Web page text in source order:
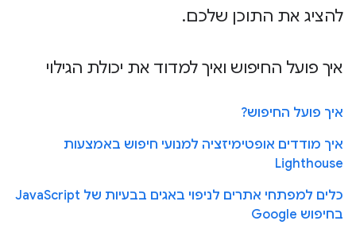
להציג את התוכן שלכם.
איך פועל החיפוש ואיך למדוד את יכולת הגילוי
איך פועל החיפוש?
איך מודדים אופטימיזציה למנועי חיפוש באמצעות
Lighthouse
כלים למפתחי אתרים לניפוי באגים בבעיות של JavaScript
בחיפוש Google